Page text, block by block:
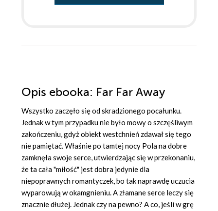
Opis ebooka: Far Far Away
Wszystko zaczęło się od skradzionego pocałunku.
Jednak w tym przypadku nie było mowy o szczęśliwym
zakończeniu, gdyż obiekt westchnień zdawał się tego
nie pamiętać. Właśnie po tamtej nocy Pola na dobre
zamknęła swoje serce, utwierdzając się w przekonaniu,
że ta cała "miłość" jest dobra jedynie dla
niepoprawnych romantyczek, bo tak naprawdę uczucia
wyparowują w okamgnieniu. A złamane serce leczy się
znacznie dłużej. Jednak czy na pewno? A co, jeśli w grę